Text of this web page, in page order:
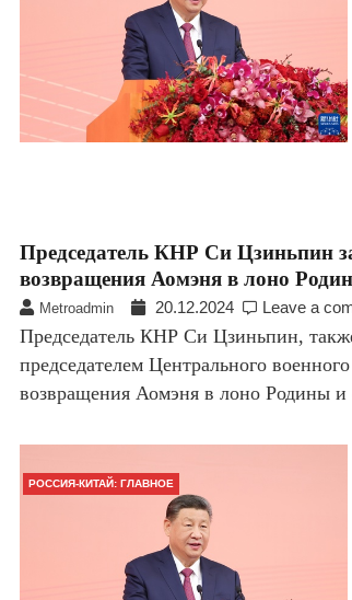
Председатель КНР Си Цзиньпин
возвращения Аомэня в лоно
Metroadmin 20.12.2024 Leave a
Председатель КНР Си Цзиньпин,
председателем Центрального
возвращения Аомэня в лоно Родины
РОССИЯ-КИТАЙ: ГЛАВНОЕ